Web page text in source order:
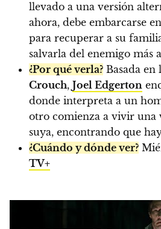
llevado a una versión
ahora, debe embarcarse
para recuperar a su
salvarla del enemigo más
¿Por qué verla? Basada en
Crouch, Joel Edgerton
donde interpreta a un
otro comienza a vivir una
suya, encontrando que
¿Cuándo y dónde ver?
TV+